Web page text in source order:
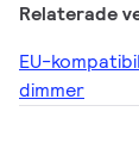
Relaterade
EU-
dimmer